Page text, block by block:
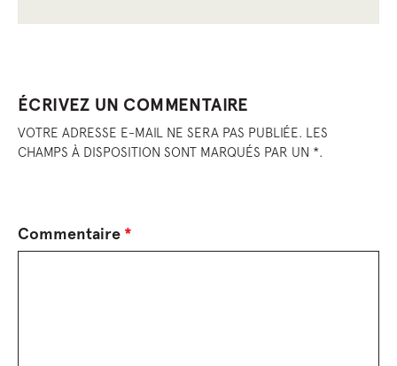
ÉCRIVEZ UN COMMENTAIRE
VOTRE ADRESSE E-MAIL NE SERA PAS PUBLIÉE. LES
CHAMPS À DISPOSITION SONT MARQUÉS PAR UN *.
Commentaire *